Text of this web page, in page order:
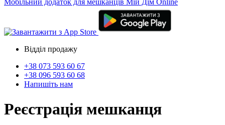
Мобільний додаток для мешканців Мій Дім Online
Відділ продажу
+38 073 593 60 67
+38 096 593 60 68
Напишіть нам
Реєстрація мешканця